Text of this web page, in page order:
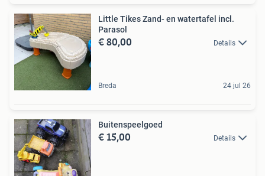
Little Tikes Zand- en watertafel incl.
Parasol
€ 80,00 Details
Breda 24 jul 26
Buitenspeelgoed
€ 15,00 Details